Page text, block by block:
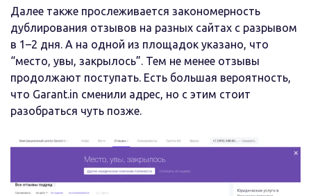
Далее также прослеживается закономерность
дублирования отзывов на разных сайтах с разрывом
в 1–2 дня. А на одной из площадок указано, что
“место, увы, закрылось”. Тем не менее отзывы
продолжают поступать. Есть большая вероятность,
что Garant.in сменили адрес, но с этим стоит
разобраться чуть позже.